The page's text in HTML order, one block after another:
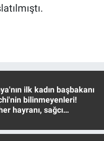
ilk kadın başbakanı
bilinmeyenleri!
hayranı, sağcı